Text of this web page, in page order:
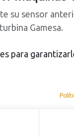
su sensor
Gamesa.
de
mecánico
para